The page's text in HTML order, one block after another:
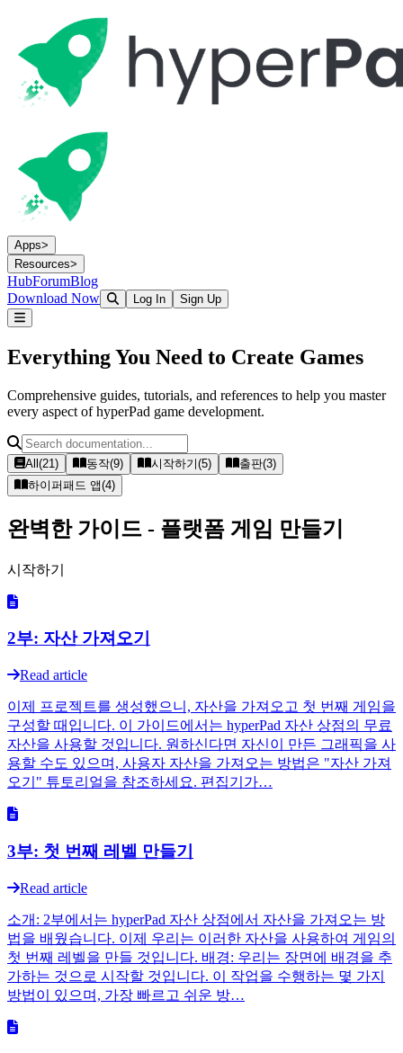
Apps>
Resources>
HubForumBlog
Download Now
Log In Sign Up
Everything You Need to Create Games
Comprehensive guides, tutorials, and references to help you master
every aspect of hyperPad game development.
All (21 ) 동작(9) 시작하기(5) 출판(3)
하이퍼패드 앱(4)
완벽한 가이드 - 플랫폼 게임 만들기
시작하기
2부: 자산 가져오기
Read article
이제 프로젝트를 생성했으니, 자산을 가져오고 첫 번째 게임을
구성할 때입니다. 이 가이드에서는 hyperPad 자산 상점의 무료
자산을 사용할 것입니다. 원하신다면 자신이 만든 그래픽을 사
용할 수도 있으며, 사용자 자산을 가져오는 방법은 "자산 가져
오기" 튜토리얼을 참조하세요. 편집기가…
3부: 첫 번째 레벨 만들기
Read article
소개: 2부에서는 hyperPad 자산 상점에서 자산을 가져오는 방
법을 배웠습니다. 이제 우리는 이러한 자산을 사용하여 게임의
첫 번째 레벨을 만들 것입니다. 배경: 우리는 장면에 배경을 추
가하는 것으로 시작할 것입니다. 이 작업을 수행하는 몇 가지
방법이 있으며, 가장 빠르고 쉬운 방…